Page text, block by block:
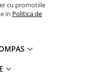
cu promotiile
in Politica de